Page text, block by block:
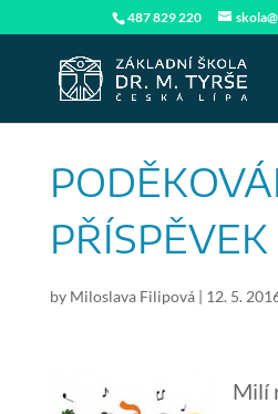
487 829 220
PŘÍSPĚVEK
by Miloslava Filipová| 12. 5.
Milí